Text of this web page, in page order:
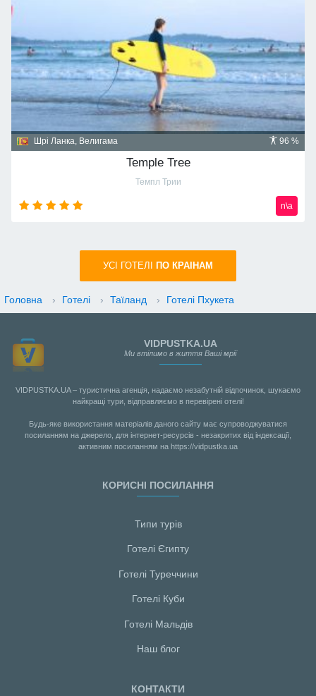
96 %
Шрі Ланка, Велигама
Temple Tree
Темпл Трии
n\a
УСI ГОТЕЛІ ПО КРАIНАМ
Головна › Готелі › Таїланд › Готелі Пхукета
VIDPUSTKA.UA
Ми втілимо в життя Ваші мрії
VIDPUSTKA.UA – туристична агенція, надаємо незабутній відпочинок, шукаємо
найкращі тури, відправляємо в перевірені отелі!
Будь-яке використання матеріалів даного сайту має супроводжуватися
посиланням на джерело, для інтернет-ресурсів - незакритих від індексації,
активним посиланням на https://vidpustka.ua
КОРИСНІ ПОСИЛАННЯ
Типи турів
Готелі Єгипту
Готелі Туреччини
Готелі Куби
Готелі Мальдiв
Наш блог
КОНТАКТИ